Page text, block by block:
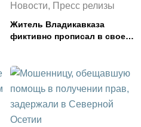
Новости, Пресс релизы
Житель Владикавказа
фиктивно прописал в своем